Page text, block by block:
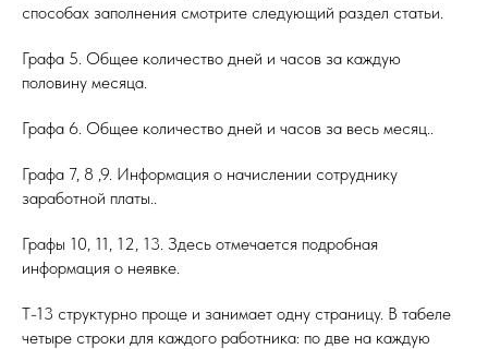
способах заполнения смотрите следующий раздел статьи.
Графа 5. Общее количество дней и часов за каждую
половину месяца.
Графа 6. Общее количество дней и часов за весь месяц..
Графа 7, 8 ,9. Информация о начислении сотруднику
заработной платы..
Графы 10, 11, 12, 13. Здесь отмечается подробная
информация о неявке.
Т-13 структурно проще и занимает одну страницу. В табеле
четыре строки для каждого работника: по две на каждую